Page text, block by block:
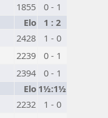
1855
0 - 1
Elo
1 : 2
2428
1 - 0
2239
0 - 1
2394
0 - 1
Elo 1½:1½
2232
1 - 0